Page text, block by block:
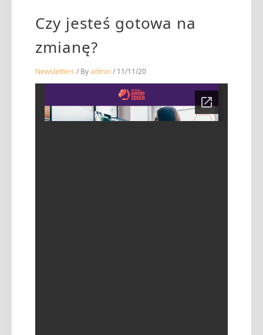
Czy jesteś gotowa na
zmianę?
Newsletters / Byadmin/ 11/11/20